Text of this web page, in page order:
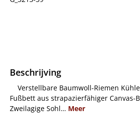
Beschrijving
Verstellbare Baumwoll-Riemen
Fußbett aus strapazierfähiger Canvas-
Zweilagige Sohl… Meer